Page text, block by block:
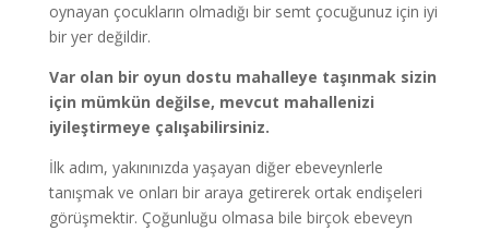
oynayan çocukların olmadığı bir semt çocuğunuz için iyi
bir yer değildir.
Var olan bir oyun dostu mahalleye taşınmak sizin
için mümkün değilse, mevcut mahallenizi
iyileştirmeye çalışabilirsiniz.
İlk adım, yakınınızda yaşayan diğer ebeveynlerle
tanışmak ve onları bir araya getirerek ortak endişeleri
görüşmektir. Çoğunluğu olmasa bile birçok ebeveyn